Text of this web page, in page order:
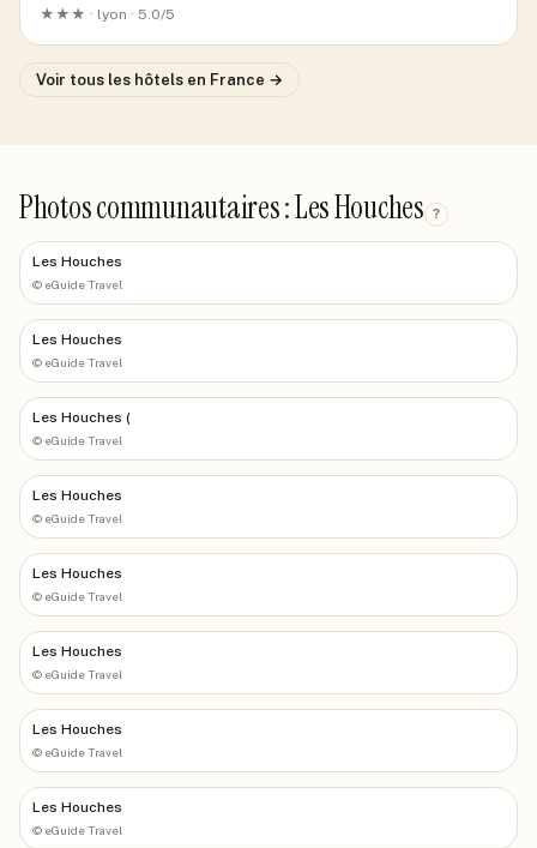
★★★ · lyon · 5.0/5
Voir tous les hôtels en France →
Photos communautaires : Les Houches ?
Les Houches
© eGuide Travel
Les Houches
© eGuide Travel
Les Houches (
© eGuide Travel
Les Houches
© eGuide Travel
Les Houches
© eGuide Travel
Les Houches
© eGuide Travel
Les Houches
© eGuide Travel
Les Houches
© eGuide Travel